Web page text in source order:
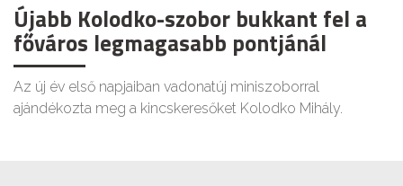
Újabb Kolodko-szobor bukkant fel a
főváros legmagasabb pontjánál
Az új év első napjaiban vadonatúj miniszoborral
ajándékozta meg a kincskeresőket Kolodko Mihály.